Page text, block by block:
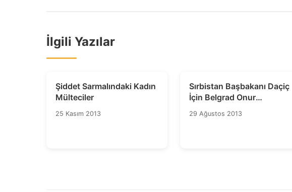
İlgili Yazılar
Şiddet Sarmalındaki Kadın
Mülteciler
25 Kasım 2013
Sırbistan Başbakanı Daçiç
İçin Belgrad Onur
Yürüyüşü'ne Destek
Zamanı
29 Ağustos 2013